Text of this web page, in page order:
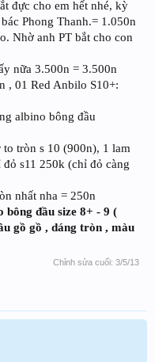
đực cho em hết nhé, kỳ
Phong Thanh.= 1.050n
Nhờ anh PT bắt cho con
nữa 3.500n = 3.500n
, 01 Red Anbilo S10+:
albino bông đầu
tròn s 10 (900n), 1 lam
s11 250k (chỉ đỏ càng
nhất nha = 250n
đầu size 8+ - 9 (
gồ gồ , dáng tròn , màu
Chỉnh sửa cuối: 3/5/13